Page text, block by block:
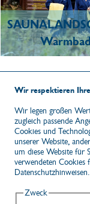
Wir respektieren
Wir legen großen
zugleich passende
Cookies und
unserer Website,
um diese Website für
verwendeten Cookies
Datenschutzhinweisen.
Zweck
© Kur- und
Am Kurpark
Tel. 037369 151-